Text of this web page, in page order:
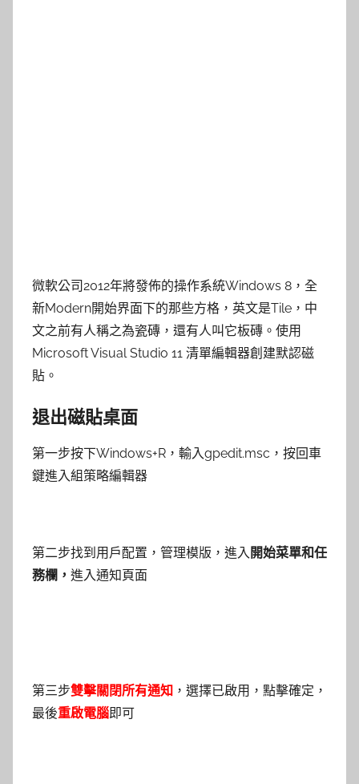
微軟公司2012年將發佈的操作系統Windows 8，全
新Modern開始界面下的那些方格，英文是Tile，中
文之前有人稱之為瓷磚，還有人叫它板磚。使用
Microsoft Visual Studio 11 清單編輯器創建默認磁
貼。
退出磁貼桌面
第一步按下Windows+R，輸入gpedit.msc，按回車
鍵進入組策略編輯器
第二步找到用戶配置，管理模版，進入 開始菜單和任
務欄， 進入通知頁面
第三步雙擊關閉所有通知 ，選擇已啟用，點擊確定，
最後重啟電腦即可